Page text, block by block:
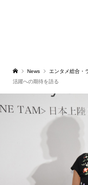
News エンタメ総合・
活躍への期待を語る